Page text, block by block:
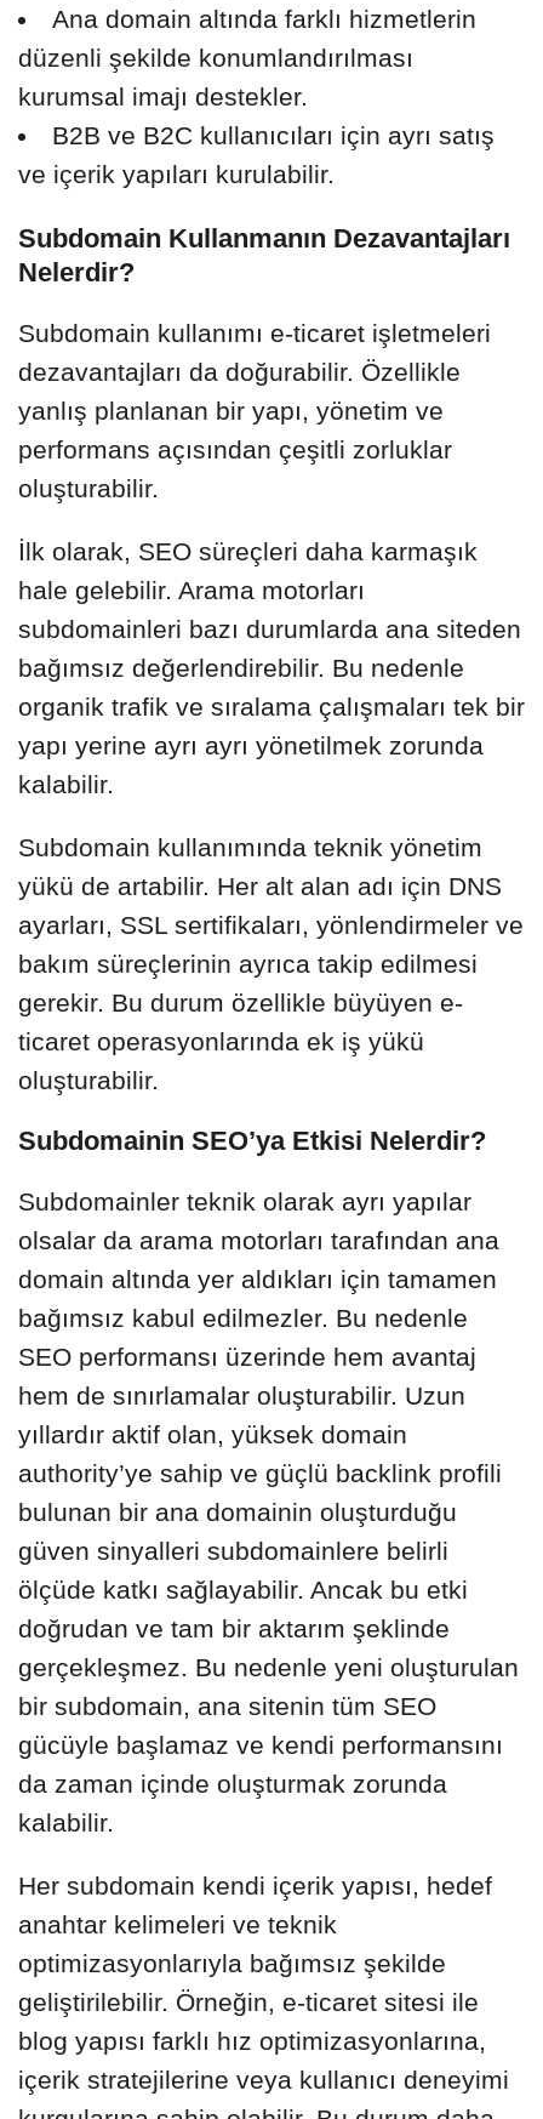
Ana domain altında farklı hizmetlerin
düzenli şekilde konumlandırılması
kurumsal imajı destekler.
B2B ve B2C kullanıcıları için ayrı satış
ve içerik yapıları kurulabilir.
Subdomain Kullanmanın Dezavantajları
Nelerdir?
Subdomain kullanımı e-ticaret işletmeleri
dezavantajları da doğurabilir. Özellikle
yanlış planlanan bir yapı, yönetim ve
performans açısından çeşitli zorluklar
oluşturabilir.
İlk olarak, SEO süreçleri daha karmaşık
hale gelebilir. Arama motorları
subdomainleri bazı durumlarda ana siteden
bağımsız değerlendirebilir. Bu nedenle
organik trafik ve sıralama çalışmaları tek bir
yapı yerine ayrı ayrı yönetilmek zorunda
kalabilir.
Subdomain kullanımında teknik yönetim
yükü de artabilir. Her alt alan adı için DNS
ayarları, SSL sertifikaları, yönlendirmeler ve
bakım süreçlerinin ayrıca takip edilmesi
gerekir. Bu durum özellikle büyüyen e-
ticaret operasyonlarında ek iş yükü
oluşturabilir.
Subdomainin SEO’ya Etkisi Nelerdir?
Subdomainler teknik olarak ayrı yapılar
olsalar da arama motorları tarafından ana
domain altında yer aldıkları için tamamen
bağımsız kabul edilmezler. Bu nedenle
SEO performansı üzerinde hem avantaj
hem de sınırlamalar oluşturabilir. Uzun
yıllardır aktif olan, yüksek domain
authority’ye sahip ve güçlü backlink profili
bulunan bir ana domainin oluşturduğu
güven sinyalleri subdomainlere belirli
ölçüde katkı sağlayabilir. Ancak bu etki
doğrudan ve tam bir aktarım şeklinde
gerçekleşmez. Bu nedenle yeni oluşturulan
bir subdomain, ana sitenin tüm SEO
gücüyle başlamaz ve kendi performansını
da zaman içinde oluşturmak zorunda
kalabilir.
Her subdomain kendi içerik yapısı, hedef
anahtar kelimeleri ve teknik
optimizasyonlarıyla bağımsız şekilde
geliştirilebilir. Örneğin, e-ticaret sitesi ile
blog yapısı farklı hız optimizasyonlarına,
içerik stratejilerine veya kullanıcı deneyimi